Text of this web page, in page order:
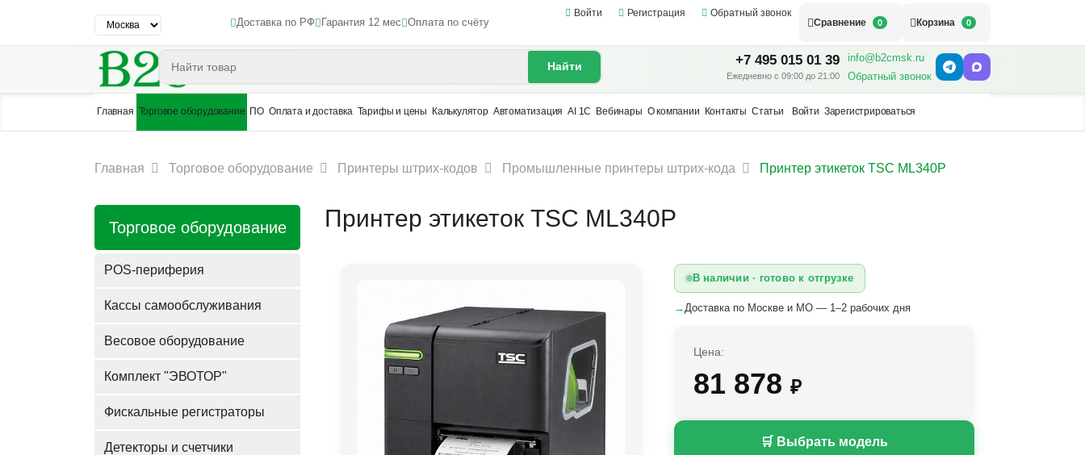
Доставка по РФ Гарантия 12 мес Оплата по счёту
Войти Регистрация
Обратный звонок
Сравнение
0 Корзина 0
Найти +7 495 015 01 39
Ежедневно с 09:00 до 21:00
info@b2cmsk.ru
Обратный звонок
Главная Торговое оборудование ПО Оплата и доставка Тарифы и цены Калькулятор Автоматизация AI 1С Вебинары О компании Контакты Статьи Войти Зарегистрироваться
Главная Торговое оборудование Принтеры штрих-кодов Промышленные принтеры штрих-кода Принтер этикеток TSC ML340P
Торговое оборудование
POS-периферия
Кассы самообслуживания
Весовое оборудование
Комплект "ЭВОТОР"
Фискальные регистраторы
Детекторы и счетчики
Принтер этикеток TSC ML340P
В наличии · готово к отгрузке
→ Доставка по Москве и МО — 1–2 рабочих дня
Цена:
81 878 ₽
🛒 Выбрать модель